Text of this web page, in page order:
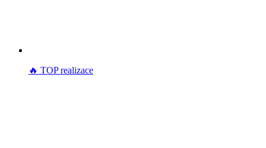
🔥 TOP realizace